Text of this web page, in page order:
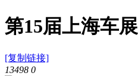
第15届上海车展
[复制链接]
13498 0